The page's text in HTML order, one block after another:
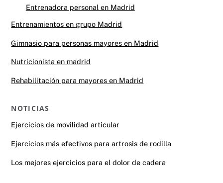
Entrenadora personal en Madrid
Entrenamientos en grupo Madrid
Gimnasio para personas mayores en Madrid
Nutricionista en madrid
Rehabilitación para mayores en Madrid
NOTICIAS
Ejercicios de movilidad articular
Ejercicios más efectivos para artrosis de rodilla
Los mejores ejercicios para el dolor de cadera